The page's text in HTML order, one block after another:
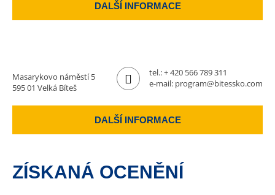
DALŠÍ INFORMACE
Masarykovo náměstí 5
595 01 Velká Bíteš
tel.:+ 420 566 789 311
e-mail: program@bitessko.com
DALŠÍ INFORMACE
ZÍSKANÁ OCENĚNÍ